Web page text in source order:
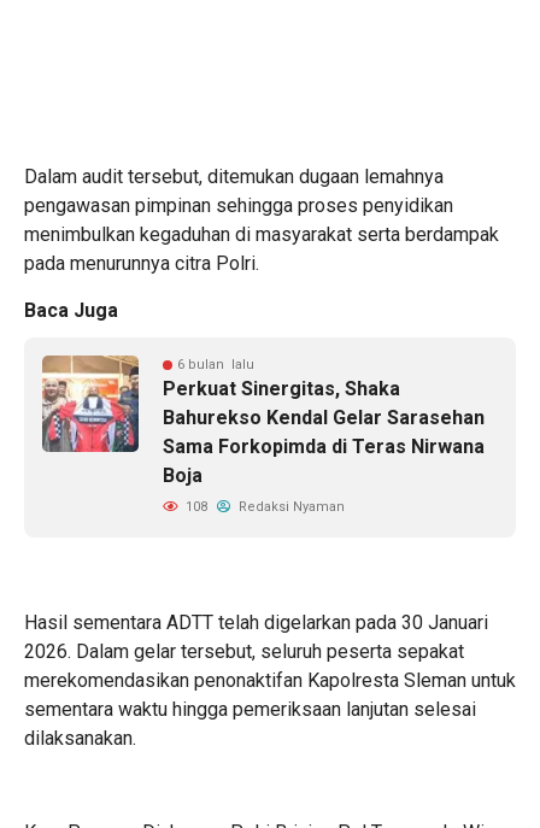
Dalam audit tersebut, ditemukan dugaan lemahnya
pengawasan pimpinan sehingga proses penyidikan
menimbulkan kegaduhan di masyarakat serta berdampak
pada menurunnya citra Polri.
Baca Juga
6 bulan lalu
Perkuat Sinergitas, Shaka
Bahurekso Kendal Gelar Sarasehan
Sama Forkopimda di Teras Nirwana
Boja
108 Redaksi Nyaman
Hasil sementara ADTT telah digelarkan pada 30 Januari
2026. Dalam gelar tersebut, seluruh peserta sepakat
merekomendasikan penonaktifan Kapolresta Sleman untuk
sementara waktu hingga pemeriksaan lanjutan selesai
dilaksanakan.